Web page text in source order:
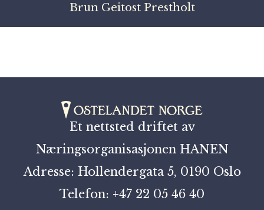
Brun Geitost Prestholt
Et nettsted driftet av
Næringsorganisasjonen HANEN
Adresse: Hollendergata 5, 0190 Oslo
Telefon: +47 22 05 46 40